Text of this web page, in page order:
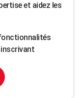
et aidez les